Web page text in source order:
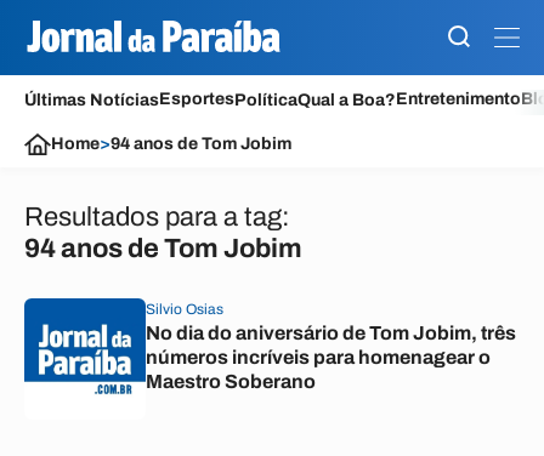
Últimas NotíciasEsportesPolíticaQual a Boa?Entretenimento
Home>94 anos de Tom Jobim
Resultados para a tag:
94 anos de Tom Jobim
Silvio Osias
No dia do aniversário de Tom Jobim, três
números incríveis para homenagear o
Maestro Soberano